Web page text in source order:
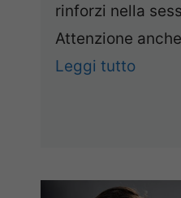
rinforzi nella
Attenzione
Leggi tutto